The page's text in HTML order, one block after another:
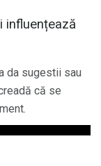
influențează
da sugestii sau
că se